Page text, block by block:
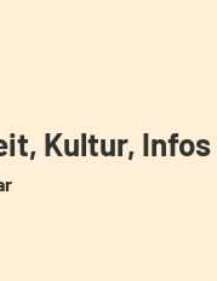
Kultur, Infos